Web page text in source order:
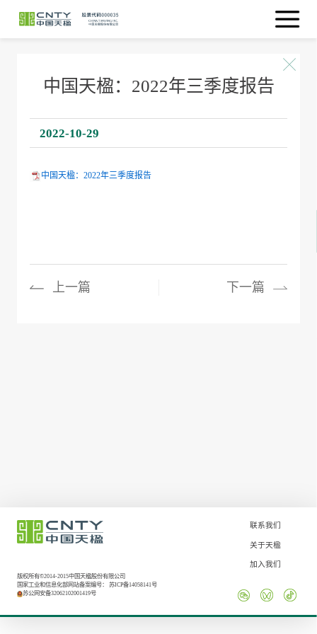
中国天楹：2022年三季度报告
2022-10-29
中国天楹：2022年三季度报告
上一篇 下一篇
版权所有©2014-2015中国天楹股份有限公司
国家工业和信息化部网站备案编号： 苏ICP备14058141号
苏公网安备32062102001419号
联系我们
关于天楹
加入我们